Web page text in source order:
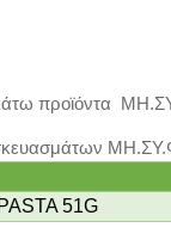
προϊόντα
51G